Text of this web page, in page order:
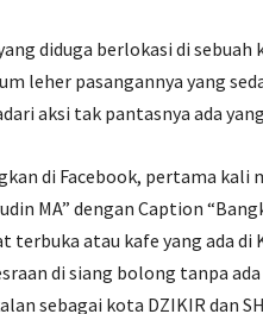
diduga berlokasi di
leher pasangannya yang
aksi tak pantasnya ada
di Facebook, pertama kali
MA” dengan Caption
terbuka atau kafe yang ada di
di siang bolong tanpa
sebagai kota DZIKIR dan